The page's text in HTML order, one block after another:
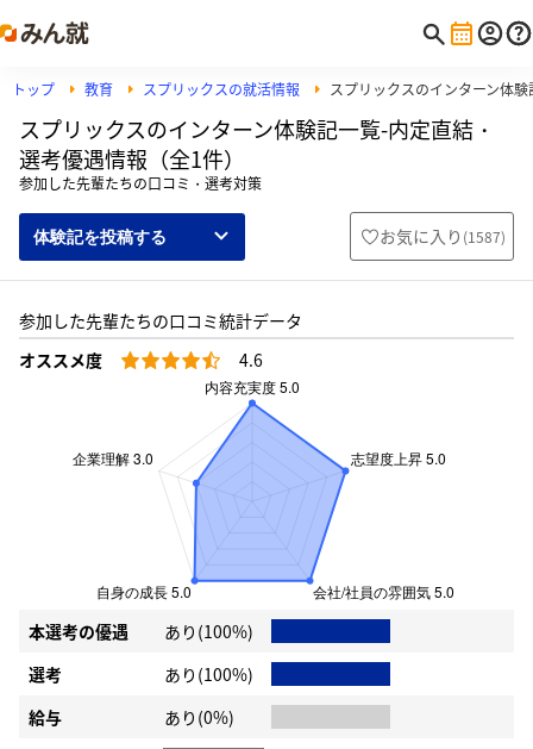
トップ 教育 スプリックスの就活情報 スプリックスのインターン体験
スプリックスのインターン体験記一覧-内定直結・
選考優遇情報（全1件）
参加した先輩たちの口コミ・選考対策
体験記を投稿する お気に入り (1587)
参加した先輩たちの口コミ統計データ
オススメ度
4.6
本選考の優遇
あり(100%)
選考
あり(100%)
給与
あり(0%)